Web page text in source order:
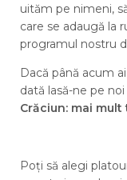
uităm pe nimeni,
care se adaugă la
programul nostru
Dacă până acum
dată lasă-ne pe
Crăciun: mai
Poți să alegi